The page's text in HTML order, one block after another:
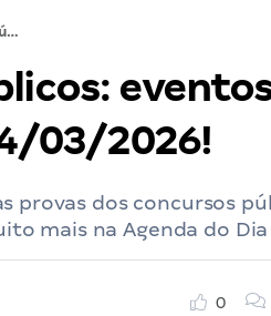
Concursos públicos: eventos e aulas gratuitas de 04/03/2026!
03/2026!
provas dos concursos
mais na Agenda do
0